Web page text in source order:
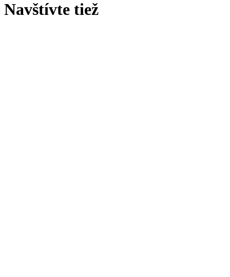
Navštívte tiež